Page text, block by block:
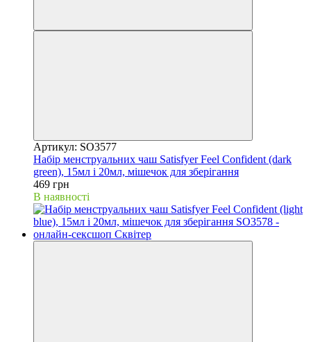
Артикул: SO3577
Набір менструальних чаш Satisfyer Feel Confident (dark
green), 15мл і 20мл, мішечок для зберігання
469 грн
В наявності